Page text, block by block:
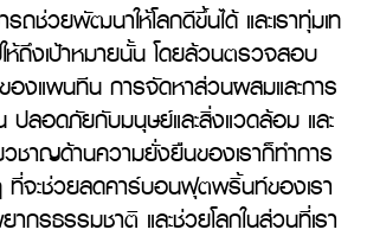
ารถช่วยพัฒนาให้โลกดีขึ้นได้ และเราทุ่มเท
ห้ถึงเป้าหมายนั้น โดยล้วนตรวจสอบ
องแพนทีน การจัดหาส่วนผสมและการ
ลอดภัยกับมนุษย์และสิ่งแวดล้อม และ
ชาญด้านความยั่งยืนของเราก็ทำการ
ที่จะช่วยลดคาร์บอนฟุตพริ้นท์ของเรา
กรธรรมชาติ และช่วยโลกในส่วนที่เรา